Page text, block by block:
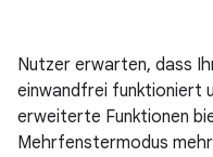
Nutzer erwarten, dass
einwandfrei funktioniert
erweiterte Funktionen
Mehrfenstermodus